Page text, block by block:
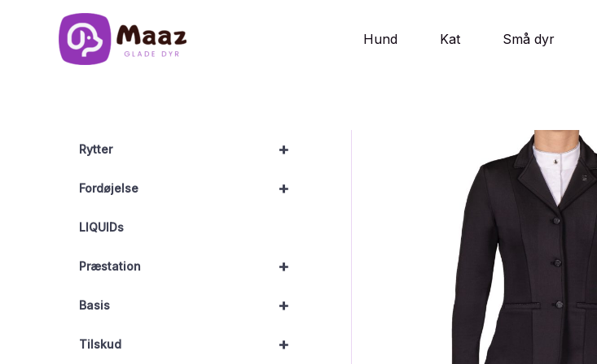
Hund Kat Små dyr
+
Rytter
+
Fordøjelse
LIQUIDs
+
Præstation
+
Basis
+
Tilskud